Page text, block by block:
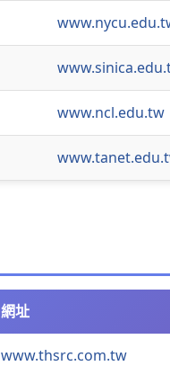
www.ncl.edu.tw
網址
www.thsrc.com.tw